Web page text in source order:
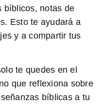
bíblicos, notas de
Esto te ayudará a
y a compartir tus
te quedes en el
que reflexiona sobre
bíblicas a tu